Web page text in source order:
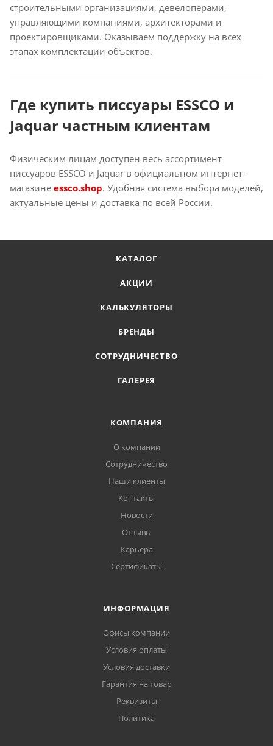
строительными организациями, девелоперами,
управляющими компаниями, архитекторами и
проектировщиками. Оказываем поддержку на всех
этапах комплектации объектов.
Где купить писсуары ESSCO и
Jaquar частным клиентам
Физическим лицам доступен весь ассортимент
писсуаров ESSCO и Jaquar в официальном интернет-
магазине essco.shop. Удобная система выбора моделей,
актуальные цены и доставка по всей России.
КАТАЛОГ
АКЦИИ
КАЛЬКУЛЯТОРЫ
БРЕНДЫ
СОТРУДНИЧЕСТВО
ГАЛЕРЕЯ
КОМПАНИЯ
О компании
Сотрудничество
Наши клиенты
Контакты
Новости
Отзывы
Карьера
Сертификаты
ИНФОРМАЦИЯ
Офисы компании
Условия оплаты
Условия доставки
Гарантия на товар
Реквизиты
Политика